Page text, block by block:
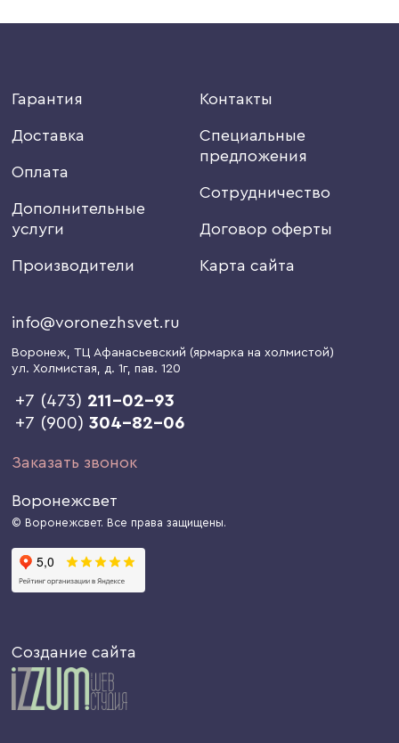
Гарантия
Доставка
Оплата
Дополнительные
услуги
Производители
Контакты
Специальные
предложения
Сотрудничество
Договор оферты
Карта сайта
info@voronezhsvet.ru
Воронеж, ТЦ Афанасьевский (ярмарка на холмистой)
ул. Холмистая, д. 1г, пав. 120
+7 (473) 211-02-93
+7 (900)304-82-06
Заказать звонок
Воронежсвет
© Воронежсвет. Все права защищены.
Создание сайта